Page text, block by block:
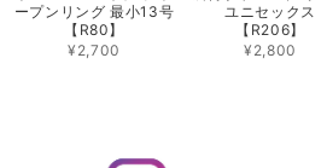
ープンリング 最小13号
【R80】
¥2,700
ユニセックス
【R206】
¥2,800